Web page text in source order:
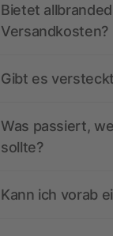
Bietet
Versandkosten?
Gibt es
Was passiert,
sollte?
Kann ich vorab